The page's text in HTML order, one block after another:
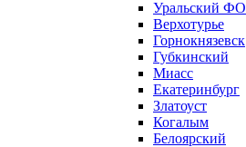
Уральский ФО
Верхотурье
Горнокнязевск
Губкинский
Миасс
Екатеринбург
Златоуст
Когалым
Белоярский